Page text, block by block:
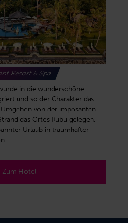
Resort & Spa
in die wunderschöne
und so der Charakter das
von der imposanten
das Ortes Kubu gelegen,
Urlaub in traumhafter
Zum Hotel